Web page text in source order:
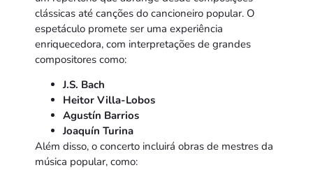
clássicas até canções do cancioneiro popular. O
espetáculo promete ser uma experiência
enriquecedora, com interpretações de grandes
compositores como:
J.S. Bach
Heitor Villa-Lobos
Agustín Barrios
Joaquín Turina
Além disso, o concerto incluirá obras de mestres da
música popular, como: